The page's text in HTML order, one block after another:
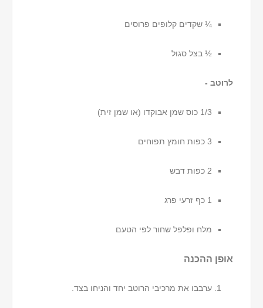
¼ שקדים קלופים פרוסים
½ בצל סגול
לרוטב -
1/3 כוס שמן אבוקדו (או שמן זית)
3 כפות חומץ תפוחים
2 כפות דבש
1 כף זרעי פרג
מלח ופלפל שחור לפי הטעם
אופן ההכנה
ערבבו את מרכיבי הרוטב יחד והניחו בצד.